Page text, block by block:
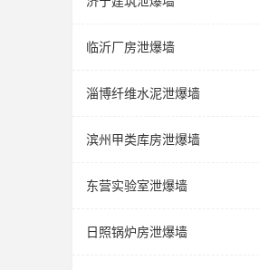
临沂厂房泄爆墙
淄博纤维水泥泄爆墙
滨州甲类库房泄爆墙
东营实验室泄爆墙
日照锅炉房泄爆墙